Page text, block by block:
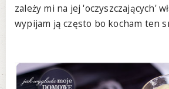
zależy mi na jej 'oczyszczających'
wypijam ją często bo kocham ten